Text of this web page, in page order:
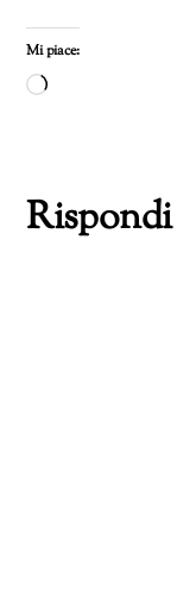
Mi piace:
Caricamento
Rispondi